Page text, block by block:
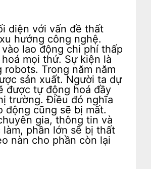
diện với vấn đề thất
hướng công nghệ.
lao động chi phí thấp
mọi thứ. Sự kiện là
Trong năm năm
sản xuất. Người ta dự
được tự động hoá đầy
trường. Điều đó nghĩa
động cũng sẽ bị mất.
gia, thông tin và
phần lớn sẽ bị thất
nàn cho phần còn lại